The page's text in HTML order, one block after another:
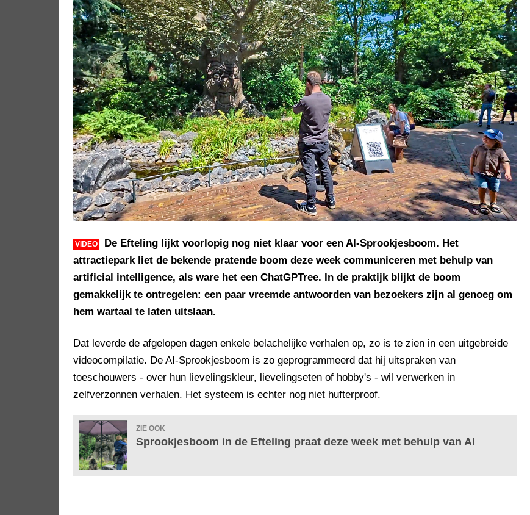
VIDEO
De Efteling lijkt voorlopig nog niet klaar voor een AI-Sprookjesboom. Het
attractiepark liet de bekende pratende boom deze week communiceren met behulp van
artificial intelligence, als ware het een ChatGPTree. In de praktijk blijkt de boom
gemakkelijk te ontregelen: een paar vreemde antwoorden van bezoekers zijn al genoeg om
hem wartaal te laten uitslaan.
Dat leverde de afgelopen dagen enkele belachelijke verhalen op, zo is te zien in een uitgebreide
videocompilatie. De AI-Sprookjesboom is zo geprogrammeerd dat hij uitspraken van
toeschouwers - over hun lievelingskleur, lievelingseten of hobby's - wil verwerken in
zelfverzonnen verhalen. Het systeem is echter nog niet hufterproof.
ZIE OOK
Sprookjesboom in de Efteling praat deze week met behulp van AI